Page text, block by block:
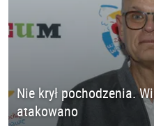
Nie krył pochodzenia.
atakowano